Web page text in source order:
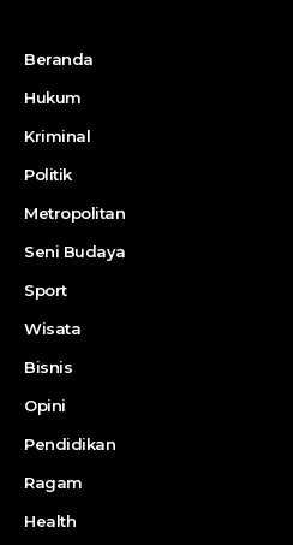
Beranda
Hukum
Kriminal
Politik
Metropolitan
Seni Budaya
Sport
Wisata
Bisnis
Opini
Pendidikan
Ragam
Health